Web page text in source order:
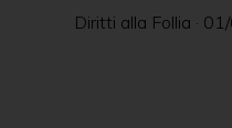
giuridico.Diritti alla Follia ·